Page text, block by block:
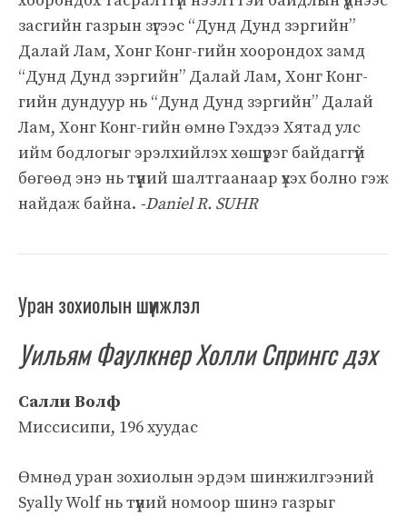
засгийн газрын зүгээс “Дунд Дунд зэргийн”
Далай Лам, Хонг Конг-гийн хоорондох замд
“Дунд Дунд зэргийн” Далай Лам, Хонг Конг-
гийн дундуур нь “Дунд Дунд зэргийн” Далай
Лам, Хонг Конг-гийн өмнө Гэхдээ Хятад улс
ийм бодлогыг эрэлхийлэх хөшүүрэг байдаггүй
бөгөөд энэ нь түүний шалтгаанаар үхэх болно гэж
найдаж байна. -Daniel R. SUHR
Уран зохиолын шүүмжлэл
Уильям Фаулкнер Холли Спрингс дэх
Салли Волф
Миссисипи, 196 хуудас
Өмнөд уран зохиолын эрдэм шинжилгээний
Syally Wolf нь түүний номоор шинэ газрыг